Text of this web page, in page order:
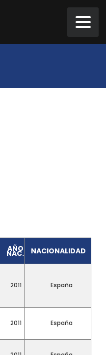
AÑO
NAC. NACIONALIDAD
2011 España
2011 España